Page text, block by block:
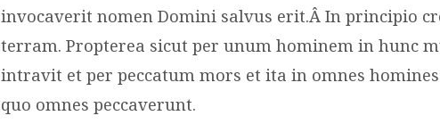
invocaverit nomen Domini salvus erit.Â In principio
terram. Propterea sicut per unum hominem in hunc
intravit et per peccatum mors et ita in omnes
quo omnes peccaverunt.